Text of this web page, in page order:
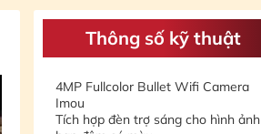
Thông số kỹ thuật
4MP Fullcolor Bullet Wifi Camera
Imou
Tích hợp đèn trợ sáng cho hình ảnh